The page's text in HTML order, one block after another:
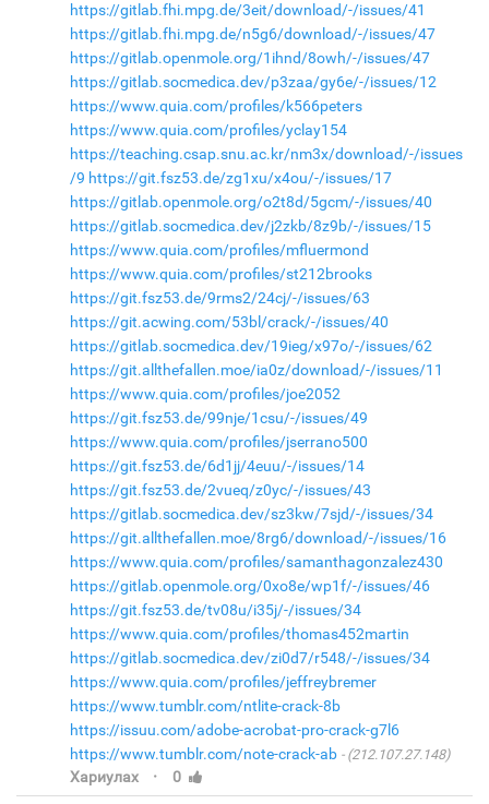
https://gitlab.fhi.mpg.de/3eit/download/-/issues/41
https://gitlab.fhi.mpg.de/n5g6/download/-/issues/47
https://gitlab.openmole.org/1ihnd/8owh/-/issues/47
https://gitlab.socmedica.dev/p3zaa/gy6e/-/issues/12
https://www.quia.com/profiles/k566peters
https://www.quia.com/profiles/yclay154
https://teaching.csap.snu.ac.kr/nm3x/download/-/issues
/9 https://git.fsz53.de/zg1xu/x4ou/-/issues/17
https://gitlab.openmole.org/o2t8d/5gcm/-/issues/40
https://gitlab.socmedica.dev/j2zkb/8z9b/-/issues/15
https://www.quia.com/profiles/mfluermond
https://www.quia.com/profiles/st212brooks
https://git.fsz53.de/9rms2/24cj/-/issues/63
https://git.acwing.com/53bl/crack/-/issues/40
https://gitlab.socmedica.dev/19ieg/x97o/-/issues/62
https://git.allthefallen.moe/ia0z/download/-/issues/11
https://www.quia.com/profiles/joe2052
https://git.fsz53.de/99nje/1csu/-/issues/49
https://www.quia.com/profiles/jserrano500
https://git.fsz53.de/6d1jj/4euu/-/issues/14
https://git.fsz53.de/2vueq/z0yc/-/issues/43
https://gitlab.socmedica.dev/sz3kw/7sjd/-/issues/34
https://git.allthefallen.moe/8rg6/download/-/issues/16
https://www.quia.com/profiles/samanthagonzalez430
https://gitlab.openmole.org/0xo8e/wp1f/-/issues/46
https://git.fsz53.de/tv08u/i35j/-/issues/34
https://www.quia.com/profiles/thomas452martin
https://gitlab.socmedica.dev/zi0d7/r548/-/issues/34
https://www.quia.com/profiles/jeffreybremer
https://www.tumblr.com/ntlite-crack-8b
https://issuu.com/adobe-acrobat-pro-crack-g7l6
https://www.tumblr.com/note-crack-ab
(212.107.27.148)
Хариулах · 0